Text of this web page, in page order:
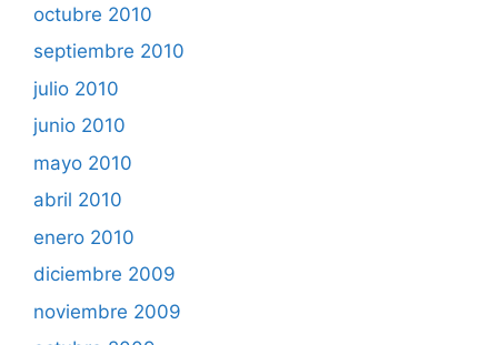
octubre 2010
septiembre 2010
julio 2010
junio 2010
mayo 2010
abril 2010
enero 2010
diciembre 2009
noviembre 2009